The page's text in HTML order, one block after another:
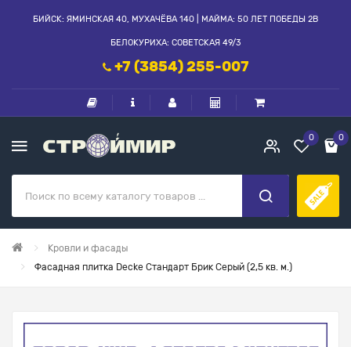
БИЙСК: ЯМИНСКАЯ 40, МУХАЧЁВА 140 | МАЙМА: 50 ЛЕТ ПОБЕДЫ 2В
БЕЛОКУРИХА: СОВЕТСКАЯ 49/3
+7 (3854) 255-007
0 0
Кровли и фасады
Фасадная плитка Decke Стандарт Брик Серый (2,5 кв. м.)